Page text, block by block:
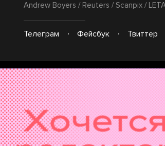
Andrew Boyers / Reuters / Scanpix /
Телеграм Фейсбук Твиттер